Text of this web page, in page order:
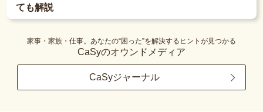
ても解説
家事・家族・仕事。あなたの“困った”を解決するヒントが見つかる
CaSyのオウンドメディア
CaSyジャーナル